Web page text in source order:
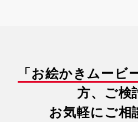
歌の技術とメンタルを同時に支える
歌う力だけでなく、心から自信を持
ことを大切にしています。
「お絵かきムービ
方、ご検
お気軽にご相